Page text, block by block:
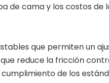
de cama y los costos
que permiten un
reduce la fricción
de los